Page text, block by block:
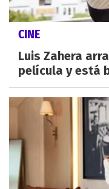
CINE
Luis Zahera
película y está